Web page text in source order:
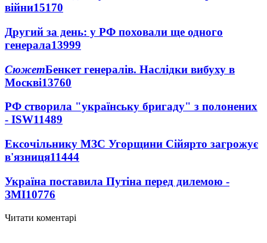
війни15170
Другий за день: у РФ поховали ще одного
генерала13999
СюжетБенкет генералів. Наслідки вибуху в
Москві13760
РФ створила "українську бригаду" з полонених
- ISW11489
Ексочільнику МЗС Угорщини Сійярто загрожує
в'язниця11444
Україна поставила Путіна перед дилемою -
ЗМІ10776
Читати коментарі